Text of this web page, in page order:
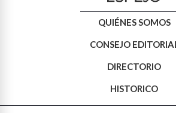
QUIÉNES SOMOS
CONSEJO
DIRECTORIO
HISTORICO